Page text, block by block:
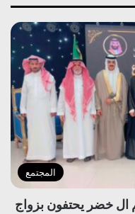
المجتمع
ال خضر يحتفون بزواج